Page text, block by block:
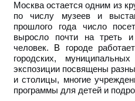
Москва остается одним из
по числу музеев и
прошлого года число
выросло почти на треть
человек. В городе
городских,
экспозиции посвящены
и столицы, многие
программы для детей и